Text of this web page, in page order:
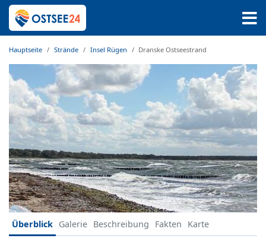
Hauptseite Strände Insel Rügen Dranske Ostseestrand
Überblick Galerie Beschreibung Fakten Karte